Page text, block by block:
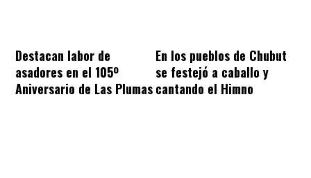
Destacan labor de
asadores en el 105º
Aniversario de Las Plumas
En los pueblos de Chubut
se festejó a caballo y
cantando el Himno